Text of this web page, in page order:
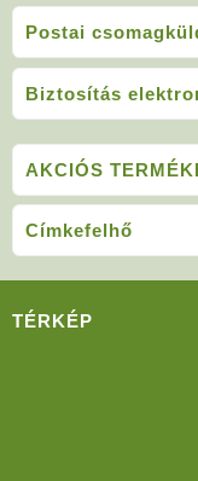
Postai
Biztosítás
AKCIÓS
Címkefelhő
TÉRKÉP